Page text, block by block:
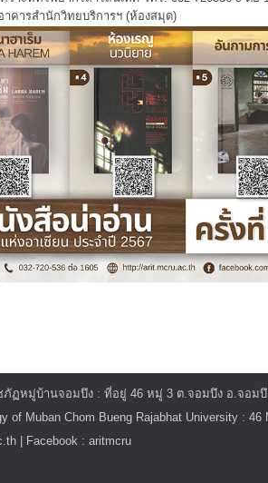
คารสำนักวิทยบริการฯ (ห้องสมุด)
ฏหมู่บ้านจอมบึง : ที่อยู่ 46 หมู่ 3 ต.จอมบึง อ.จอมบึ
of Muban Chom Bueng Rajabhat University :
| Facebook : aritmcru